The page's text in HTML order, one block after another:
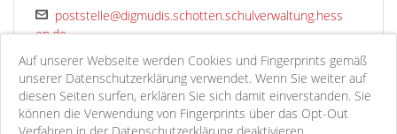
Auf unserer Webseite werden Cookies und Fingerprints gemäß
unserer Datenschutzerklärung verwendet. Wenn Sie weiter auf
diesen Seiten surfen, erklären Sie sich damit einverstanden. Sie
können die Verwendung von Fingerprints über das Opt-Out
poststelle@digmudis.schotten.schulverwaltung.hess
en.de
digmudis-schule-schotten.de
1-9 von 41 «« « 1 2 3 4 5 »